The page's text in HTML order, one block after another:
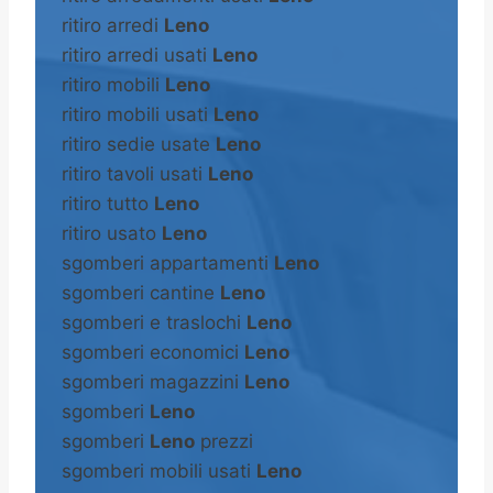
ritiro arredi Leno
ritiro arredi usati Leno
ritiro mobili Leno
ritiro mobili usati Leno
ritiro sedie usate Leno
ritiro tavoli usati Leno
ritiro tutto Leno
ritiro usato Leno
sgomberi appartamenti Leno
sgomberi cantine Leno
sgomberi e traslochi Leno
sgomberi economici Leno
sgomberi magazzini Leno
sgomberi Leno
sgomberi Leno prezzi
sgomberi mobili usati Leno